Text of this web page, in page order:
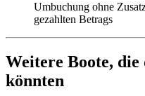
Umbuchung ohne
gezahlten Betrags
Weitere Boote,
könnten